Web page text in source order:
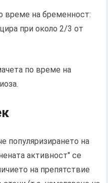
време на бременност:
при около 2/3 от
по време на
популяризирането на
активност" се
на препятствие